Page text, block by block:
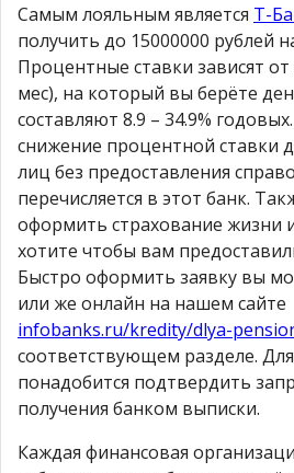
Самым лояльным является Т-
получить до 15000000 рублей
Процентные ставки зависят от
мес), на который вы берёте
составляют 8.9 – 34.9%
снижение процентной ставки
лиц без предоставления
перечисляется в этот банк.
оформить страхование жизни
хотите чтобы вам
Быстро оформить заявку вы
или же онлайн на нашем сайте
infobanks.ru/kredity/dlya-
соответствующем разделе.
понадобится подтвердить
получения банком выписки.
Каждая финансовая